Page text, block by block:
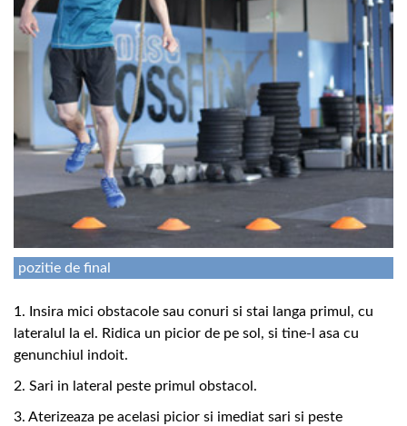
pozitie de final
1. Insira mici obstacole sau conuri si stai langa primul, cu
lateralul la el. Ridica un picior de pe sol, si tine-l asa cu
genunchiul indoit.
2. Sari in lateral peste primul obstacol.
3. Aterizeaza pe acelasi picior si imediat sari si peste